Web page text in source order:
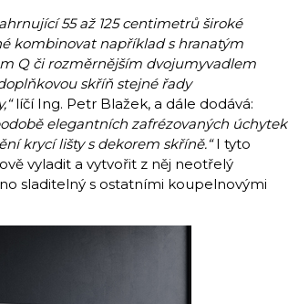
55 až 125 centimetrů široké
kombinovat například s hranatým
Q či rozměrnějším dvojumyvadlem
skříň stejné řady
líčí Ing. Petr Blažek, a dále dodává:
elegantních zafrézovaných úchytek
krycí lišty s dekorem skříně.“I tyto
vyladit a vytvořit z něj neotřelý
sladitelný s ostatními koupelnovými